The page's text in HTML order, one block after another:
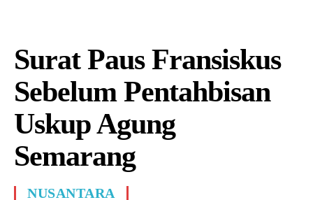
Surat Paus Fransiskus
Sebelum Pentahbisan
Uskup Agung
Semarang
NUSANTARA